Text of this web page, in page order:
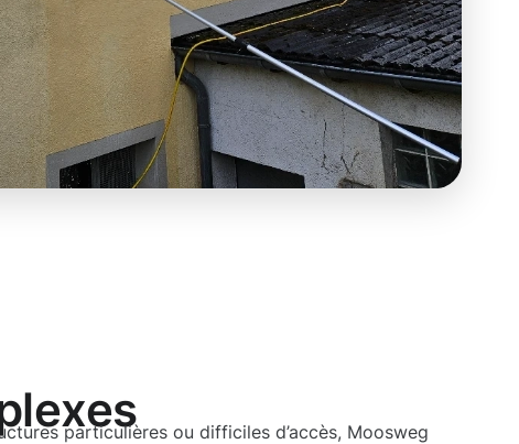
particulières ou difficiles d’accès, Moosweg